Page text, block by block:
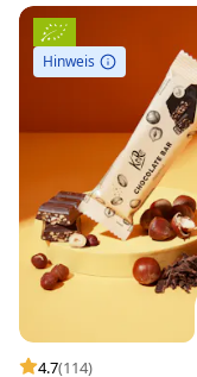
Hinweis
4.7(114)